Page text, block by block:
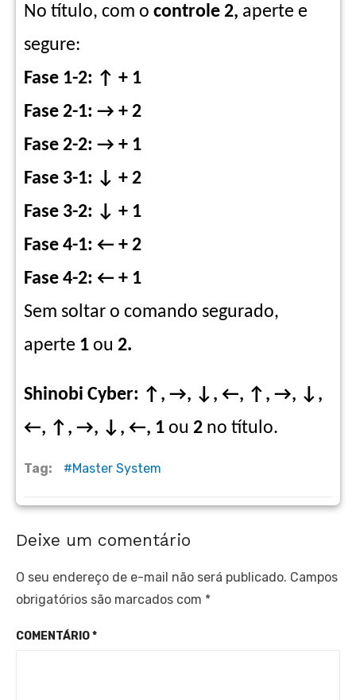
No título, com o controle 2, aperte e
segure:
Fase 1-2: ↑ + 1
Fase 2-1: → + 2
Fase 2-2: → + 1
Fase 3-1: ↓ + 2
Fase 3-2: ↓ + 1
Fase 4-1: ← + 2
Fase 4-2: ← + 1
Sem soltar o comando segurado,
aperte 1 ou 2.
Shinobi Cyber: ↑, →, ↓, ←, ↑, →, ↓,
←, ↑, →, ↓, ←, 1 ou 2 no título.
Tag: Master System
Deixe um comentário
O seu endereço de e-mail não será publicado. Campos
obrigatórios são marcados com *
COMENTÁRIO*